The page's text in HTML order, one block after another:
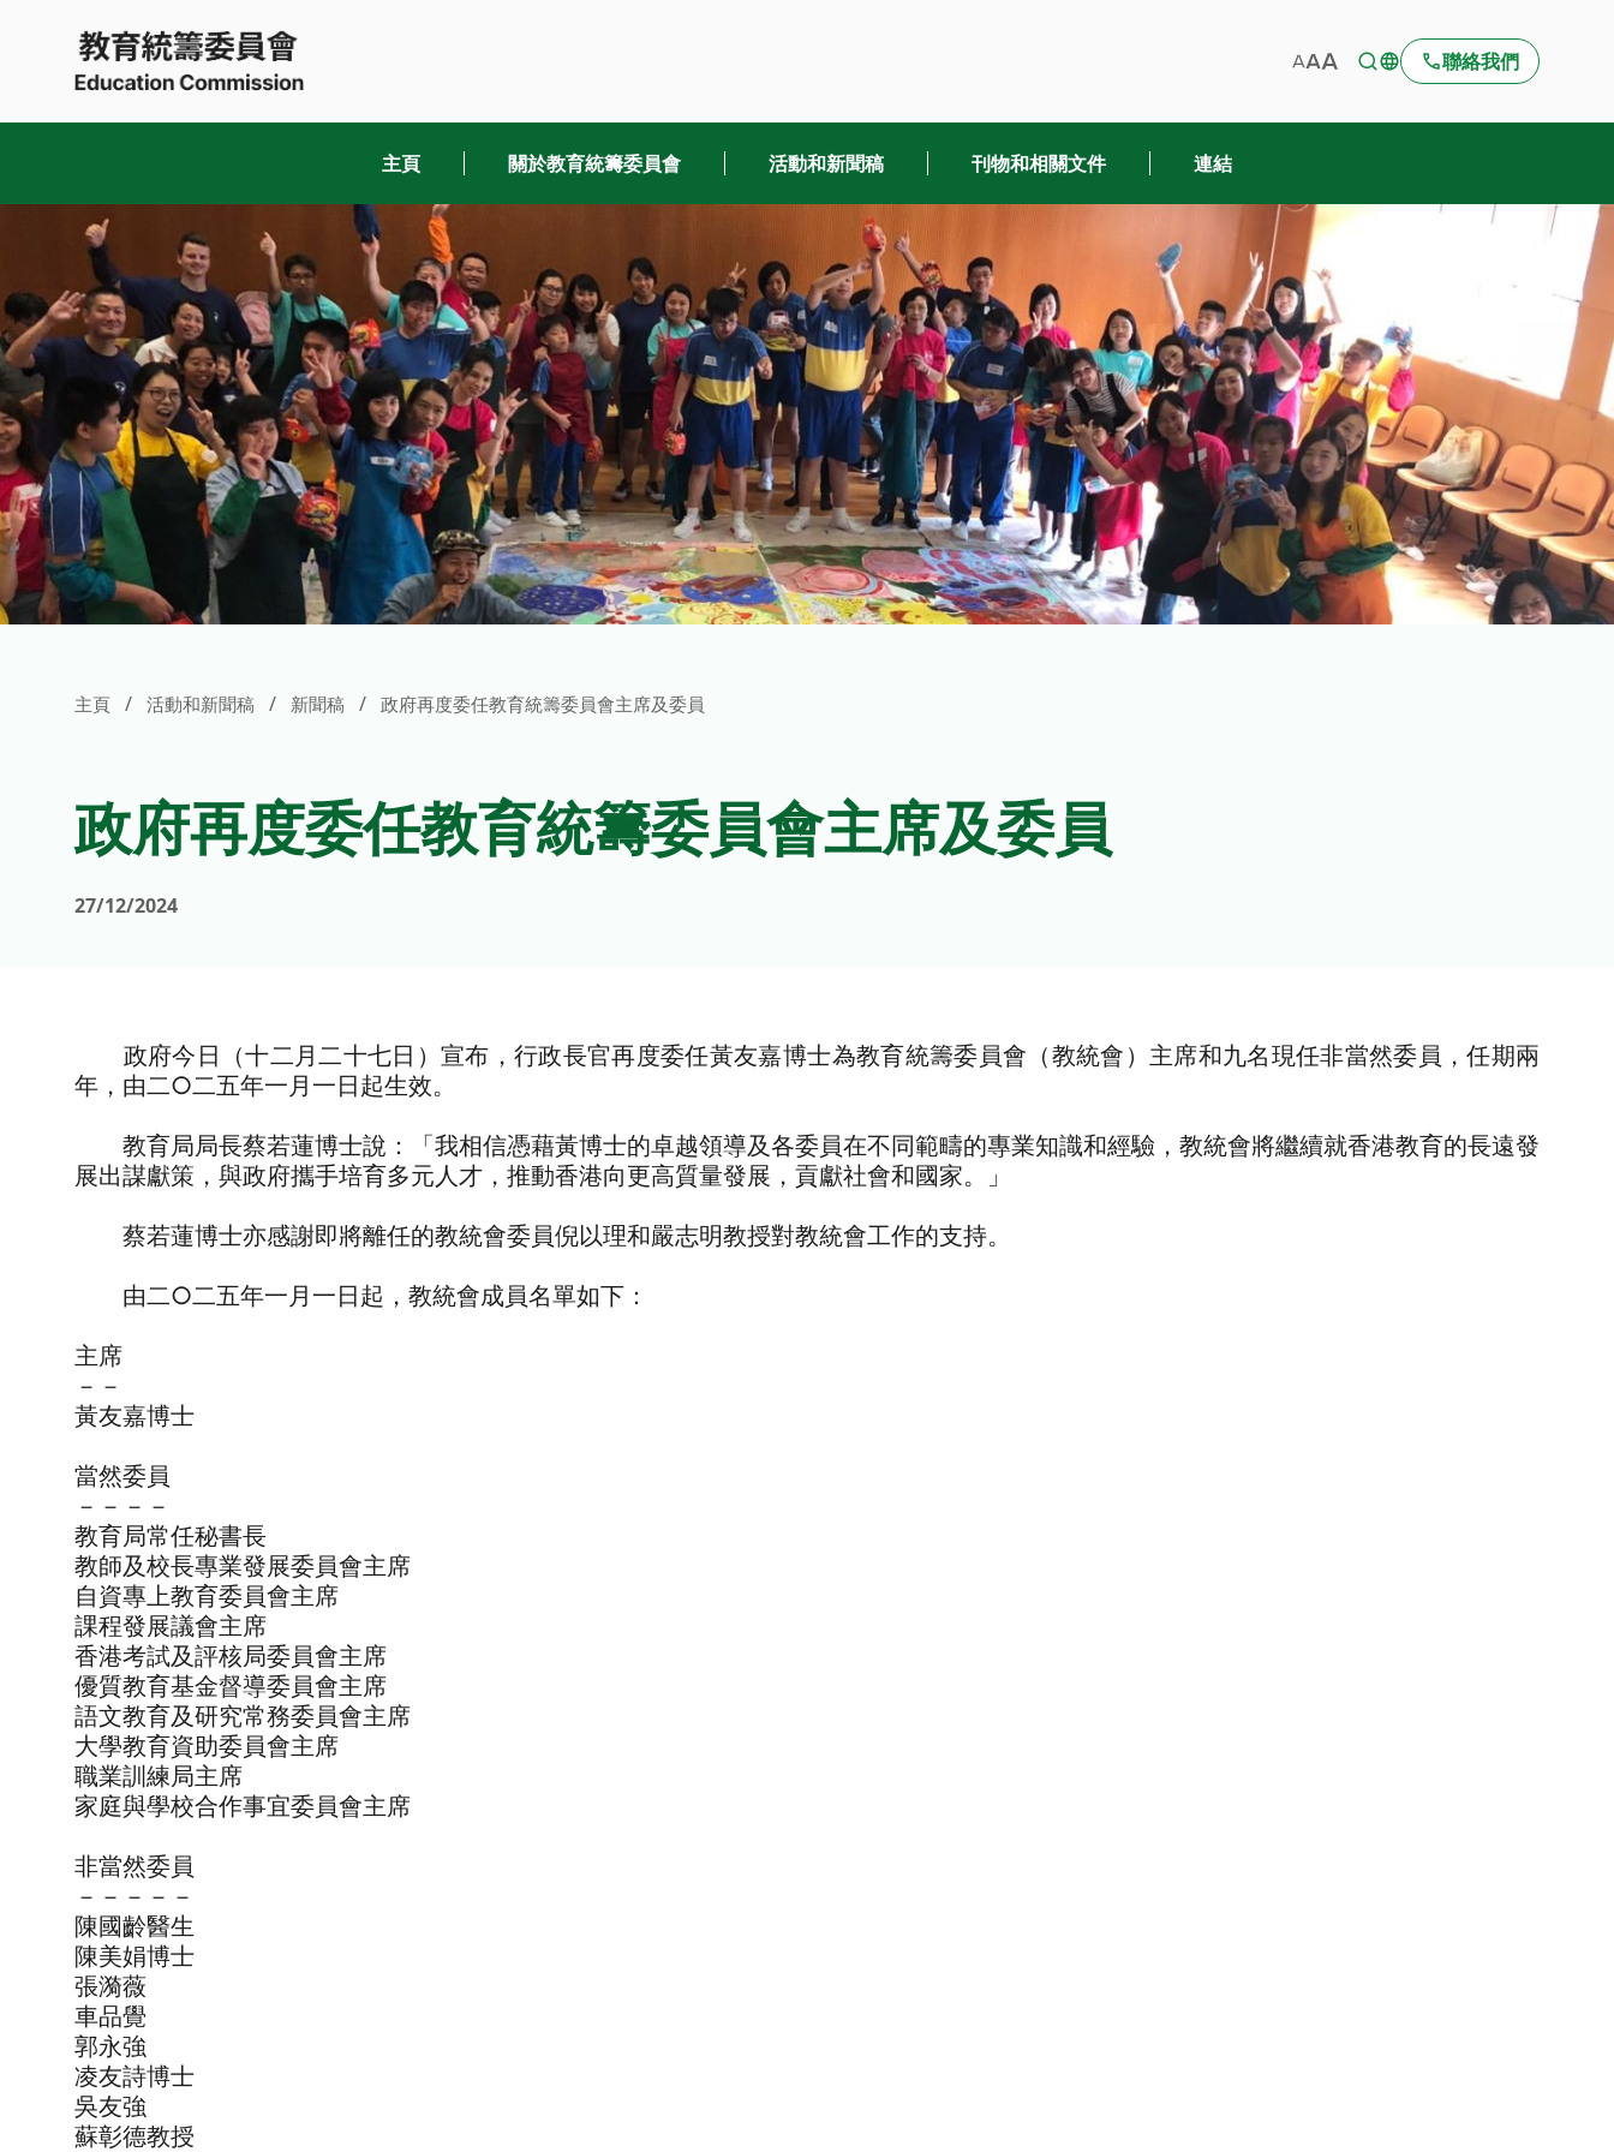
聯絡我們
主頁 關於教育統籌委員會 活動和新聞稿 刊物和相關文件 連結
主頁 / 活動和新聞稿 / 新聞稿 / 政府再度委任教育統籌委員會主席及委員
政府再度委任教育統籌委員會主席及委員
27/12/2024
政府今日（十二月二十七日）宣布，行政長官再度委任黃友嘉博士為教育統籌委員會（教統會）主席和九名現任非當然委員，任期兩
年，由二○二五年一月一日起生效。
教育局局長蔡若蓮博士說：「我相信憑藉黃博士的卓越領導及各委員在不同範疇的專業知識和經驗，教統會將繼續就香港教育的長遠發
展出謀獻策，與政府攜手培育多元人才，推動香港向更高質量發展，貢獻社會和國家。」
蔡若蓮博士亦感謝即將離任的教統會委員倪以理和嚴志明教授對教統會工作的支持。
由二○二五年一月一日起，教統會成員名單如下：
主席
－－
黃友嘉博士
當然委員
－－－－
教育局常任秘書長
教師及校長專業發展委員會主席
自資專上教育委員會主席
課程發展議會主席
香港考試及評核局委員會主席
優質教育基金督導委員會主席
語文教育及研究常務委員會主席
大學教育資助委員會主席
職業訓練局主席
家庭與學校合作事宜委員會主席
非當然委員
－－－－－
陳國齡醫生
陳美娟博士
張漪薇
車品覺
郭永強
凌友詩博士
吳友強
蘇彰德教授